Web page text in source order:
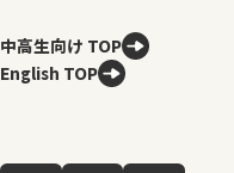
中高生向け TOP
English TOP